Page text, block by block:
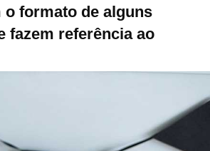
o formato de alguns
fazem referência ao